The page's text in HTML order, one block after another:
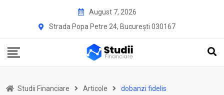
August 7, 2026
Strada Popa Petre 24, București 030167
Studii Financiare Articole dobanzi fidelis